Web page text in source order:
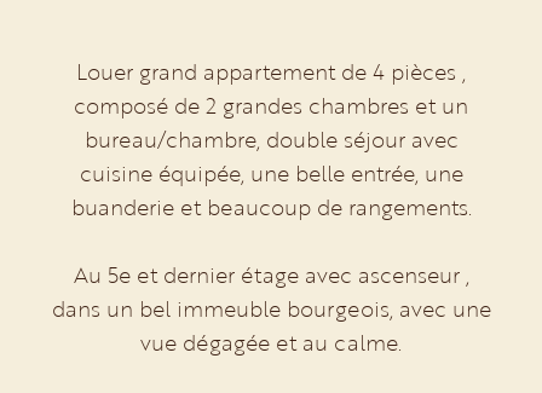
Louer grand appartement de 4 pièces ,
composé de 2 grandes chambres et un
bureau/chambre, double séjour avec
cuisine équipée, une belle entrée, une
buanderie et beaucoup de rangements.
Au 5e et dernier étage avec ascenseur ,
dans un bel immeuble bourgeois, avec une
vue dégagée et au calme.